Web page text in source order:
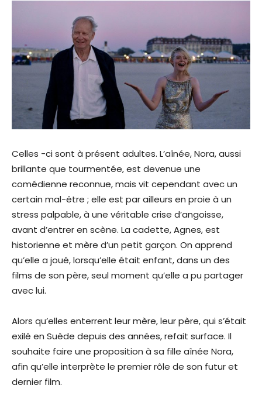
Celles -ci sont à présent adultes. L’aînée, Nora, aussi
brillante que tourmentée, est devenue une
comédienne reconnue, mais vit cependant avec un
certain mal-être ; elle est par ailleurs en proie à un
stress palpable, à une véritable crise d’angoisse,
avant d’entrer en scène. La cadette, Agnes, est
historienne et mère d’un petit garçon. On apprend
qu’elle a joué, lorsqu’elle était enfant, dans un des
films de son père, seul moment qu’elle a pu partager
avec lui.
Alors qu’elles enterrent leur mère, leur père, qui s’était
exilé en Suède depuis des années, refait surface. Il
souhaite faire une proposition à sa fille aînée Nora,
afin qu’elle interprète le premier rôle de son futur et
dernier film.